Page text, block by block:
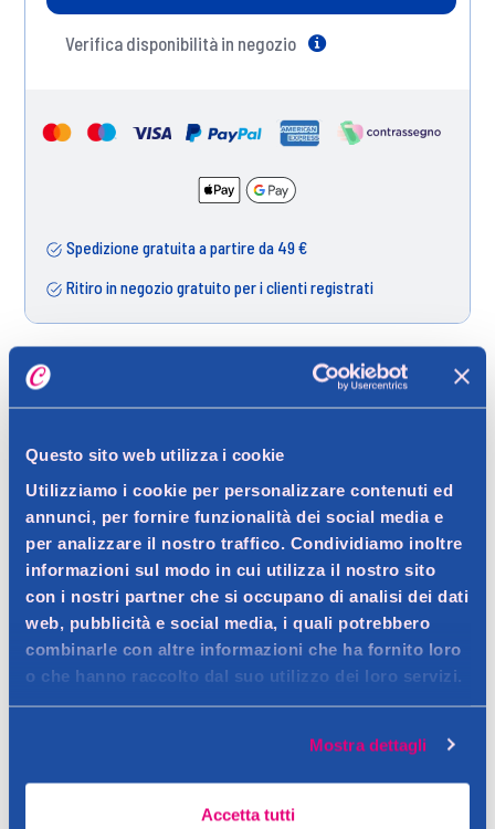
Questo sito web utilizza i cookie
Utilizziamo i cookie per personalizzare contenuti ed
annunci, per fornire funzionalità dei social media e
per analizzare il nostro traffico. Condividiamo inoltre
informazioni sul modo in cui utilizza il nostro sito
con i nostri partner che si occupano di analisi dei dati
web, pubblicità e social media, i quali potrebbero
combinarle con altre informazioni che ha fornito loro
o che hanno raccolto dal suo utilizzo dei loro servizi.
Mostra dettagli
Accetta tutti
Verifica disponibilità in negozio
Spedizione gratuita a partire da 49 €
Ritiro in negozio gratuito per i clienti registrati
Dettagli prodotto
Descrizione
Calze da tennis bianche in cotone, confezione da 2 paia, taglia
Contatto del produttore
Dettagli
Le calze da tennis Kappa in colore bianco sono realizzate in
Ingredienti
100% cotone.
Lavare in lavatrice a 30°C con colori simili. Non candeggiare.